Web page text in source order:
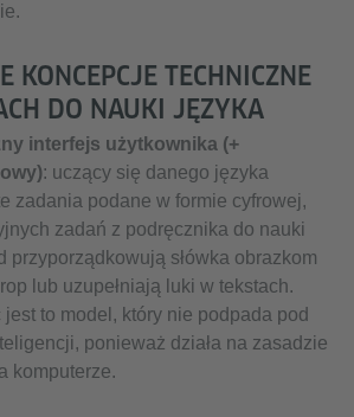
KONCEPCJE TECHNICZNE
DO NAUKI JĘZYKA
interfejs użytkownika (+
: uczący się danego języka
zadania podane w formie cyfrowej,
zadań z podręcznika do nauki
przyporządkowują słówka obrazkom
lub uzupełniają luki w tekstach.
to model, który nie podpada pod
ponieważ działa na zasadzie
komputerze.